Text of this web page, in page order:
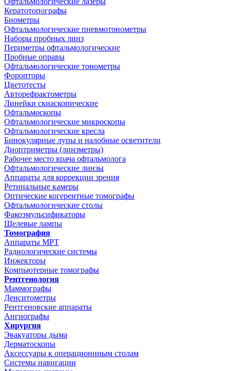
Кератотопографы
Биометры
Офтальмологические пневмотонометры
Наборы пробных линз
Периметры офтальмологические
Пробные оправы
Офтальмологические тонометры
Форопторы
Цветотесты
Авторефрактометры
Линейки скиаскопические
Офтальмоскопы
Офтальмологические микроскопы
Офтальмологические кресла
Бинокулярные лупы и налобные осветители
Диоптриметры (линзметры)
Рабочее место врача офтальмолога
Офтальмологические линзы
Аппараты для коррекции зрения
Ретинальные камеры
Оптические когерентные томографы
Офтальмологические столы
Факоэмульсификаторы
Щелевые лампы
Томография
Аппараты МРТ
Радиологические системы
Инжекторы
Компьютерные томографы
Рентгенология
Маммографы
Денситометры
Рентгеновские аппараты
Ангиографы
Хирургия
Эвакуаторы дыма
Дерматоскопы
Аксессуары к операционнным столам
Системы навигации